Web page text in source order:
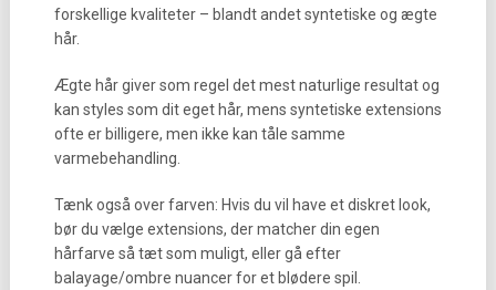
forskellige kvaliteter – blandt andet syntetiske og ægte
hår.
Ægte hår giver som regel det mest naturlige resultat og
kan styles som dit eget hår, mens syntetiske extensions
ofte er billigere, men ikke kan tåle samme
varmebehandling.
Tænk også over farven: Hvis du vil have et diskret look,
bør du vælge extensions, der matcher din egen
hårfarve så tæt som muligt, eller gå efter
balayage/ombre nuancer for et blødere spil.